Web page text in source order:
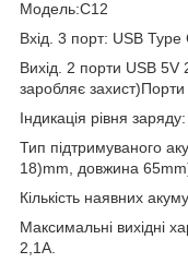
Модель:C12
Вхід . 3 порт: USB Type
Вихід. 2 порти USB 5V
заробляє захист)Порти
Індикація рівня
Тип підтримуваного
18)mm , довжина 65mm
Кількість наявних
Максимальні вихідні
2,1A.